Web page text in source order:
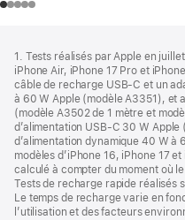
de
page
de
bas
de
page
1. Tests réalisés par Apple en
iPhone Air, iPhone 17 Pro et
câble de recharge USB-C et un
à 60 W Apple (modèle A3351), et
(modèle A3502 de 1 mètre et
d’alimentation USB-C 30 W
d’alimentation dynamique 40 W à
modèles d’iPhone 16, iPhone 17
calculé à compter du moment où
Tests de recharge rapide réalisés
Le temps de recharge varie en
l’utilisation et des facteurs